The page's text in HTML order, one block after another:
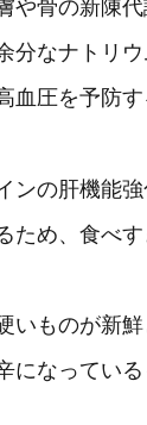
や骨の新陳
分なナトリ
血圧を予防す
ンの肝機能
ため、食べす
いものが新
になってい